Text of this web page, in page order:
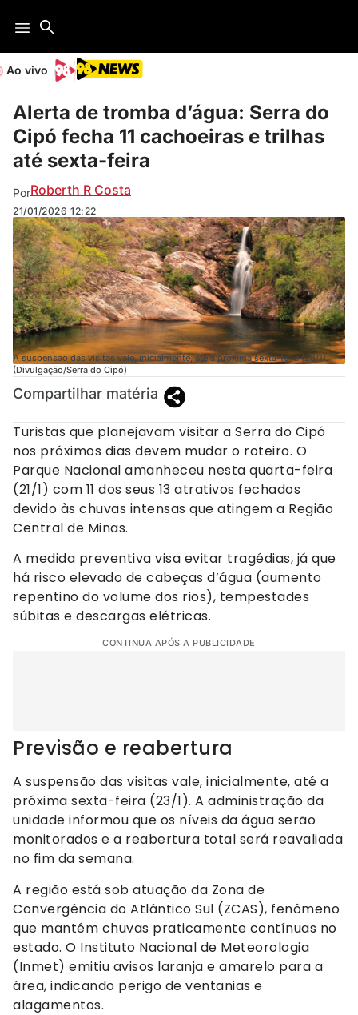
Ao vivo
Alerta de tromba d’água: Serra do
Cipó fecha 11 cachoeiras e trilhas
até sexta-feira
PorRoberth R Costa
21/01/2026 12:22
A suspensão das visitas vale, inicialmente, até a próxima sexta-feira (23/1)
(Divulgação/Serra do Cipó)
Compartilhar matéria
Turistas que planejavam visitar a Serra do Cipó
nos próximos dias devem mudar o roteiro. O
Parque Nacional amanheceu nesta quarta-feira
(21/1) com 11 dos seus 13 atrativos fechados
devido às chuvas intensas que atingem a Região
Central de Minas.
A medida preventiva visa evitar tragédias, já que
há risco elevado de cabeças d’água (aumento
repentino do volume dos rios), tempestades
súbitas e descargas elétricas.
CONTINUA APÓS A PUBLICIDADE
Previsão e reabertura
A suspensão das visitas vale, inicialmente, até a
próxima sexta-feira (23/1). A administração da
unidade informou que os níveis da água serão
monitorados e a reabertura total será reavaliada
no fim da semana.
A região está sob atuação da Zona de
Convergência do Atlântico Sul (ZCAS), fenômeno
que mantém chuvas praticamente contínuas no
estado. O Instituto Nacional de Meteorologia
(Inmet) emitiu avisos laranja e amarelo para a
área, indicando perigo de ventanias e
alagamentos.